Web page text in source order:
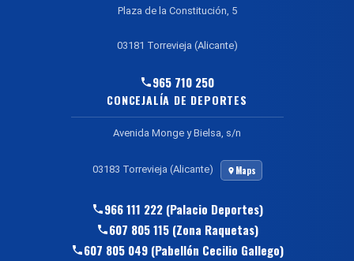
Plaza de la Constitución, 5
03181 Torrevieja (Alicante)
965 710 250
CONCEJALÍA DE DEPORTES
Avenida Monge y Bielsa, s/n
03183 Torrevieja (Alicante) Maps
966 111 222 (Palacio Deportes)
607 805 115 (Zona Raquetas)
607 805 049 (Pabellón Cecilio Gallego)